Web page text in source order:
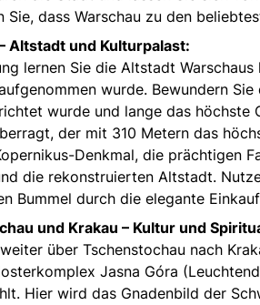
Sie, dass Warschau zu den
Altstadt und Kulturpalast:
lernen Sie die Altstadt
wurde. Bewundern
wurde und lange das höchste
der mit 310 Metern das
Denkmal, die prächtigen
die rekonstruierten Altstadt.
Bummel durch die elegante
und Krakau – Kultur und
über Tschenstochau nach
Jasna Góra
Hier wird das Gnadenbild der